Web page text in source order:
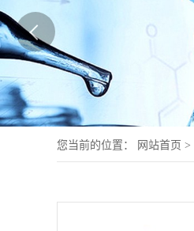
您当前的位置： 网站首页 >